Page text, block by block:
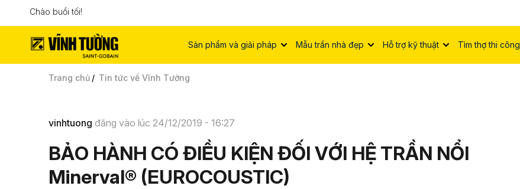
Sản phẩm và giải pháp Mẫu trần nhà đẹp Hỗ trợ kỹ thuật Tìm thợ thi công
Chào buổi tối!
Trang chủ Tin tức về Vĩnh Tường
vinhtuong đăng vào lúc 24/12/2019 - 16:27
BẢO HÀNH CÓ ĐIỀU KIỆN ĐỐI VỚI HỆ TRẦN NỔI
Minerval® (EUROCOUSTIC)